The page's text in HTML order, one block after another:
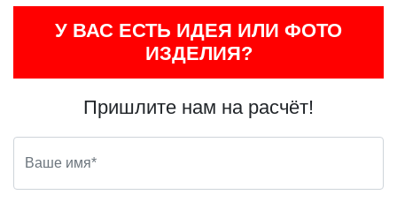
У ВАС ЕСТЬ ИДЕЯ ИЛИ ФОТО
ИЗДЕЛИЯ?
Пришлите нам на расчёт!